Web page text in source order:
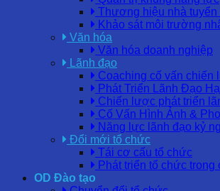
Thương hiệu nhà tuyển
Khảo sát môi trường
Văn hóa
Văn hóa doanh nghiệp
Lãnh đạo
Coaching cố vấn chiến
Phát Triển Lãnh Đạo
Chiến lược phát triển
Cố Vấn Hình Ảnh &
Năng lực lãnh đạo kỷ
Đổi mới tổ chức
Tái cơ cấu tổ chức
Phát triển tổ chức trong
OD Đào tạo